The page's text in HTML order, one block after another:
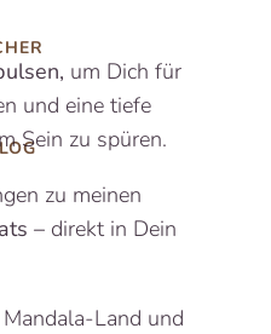
um Dich für
und eine tiefe
Sein zu spüren.
zu meinen
–direkt in Dein
Land und